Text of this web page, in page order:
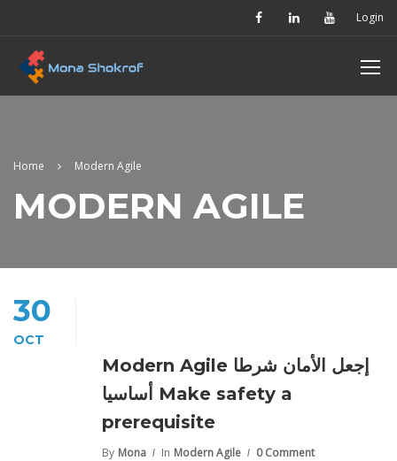
Login
Home Modern Agile
MODERN AGILE
30
OCT
Modern Agile إجعل الأمان شرطا
أساسيا Make safety a
prerequisite
By Mona In Modern Agile 0 Comment